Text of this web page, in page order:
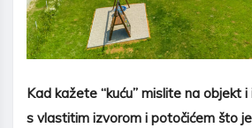
Kad kažete “kuću” mislite na objekt
s vlastitim izvorom i potočićem što